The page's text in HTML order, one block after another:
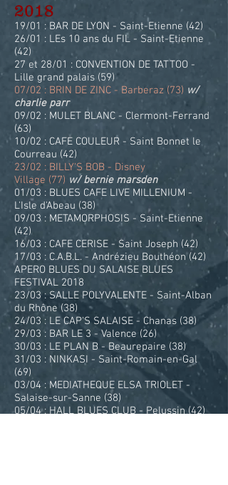
2018
19/01 : BAR DE LYON - Saint-Etienne (42)
26/01 : LEs 10 ans du FIL - Saint-Etienne
(42)
27 et 28/01 : CONVENTION DE TATTOO -
Lille grand palais (59)
07/02 : BRIN DE ZINC - Barberaz (73) w/
charlie parr
09/02 : MULET BLANC - Clermont-Ferrand
(63)
10/02 : CAFE COULEUR - Saint Bonnet le
Courreau (42)
23/02 : BILLY'S BOB - Disney
Village (77) w/ bernie marsden
01/03 : BLUES CAFE LIVE MILLENIUM -
L'Isle d'Abeau (38)
09/03 : METAMORPHOSIS - Saint-Etienne
(42)
16/03 : CAFE CERISE - Saint Joseph (42)
17/03 : C.A.B.L. - Andrézieu Bouthéon (42)
APERO BLUES DU SALAISE BLUES
FESTIVAL 2018
23/03 : SALLE POLYVALENTE - Saint-Alban
du Rhône (38)
24/03 : LE CAP'S SALAISE - Chanas (38)
29/03 : BAR LE 3 - Valence (26)
30/03 : LE PLAN B - Beaurepaire (38)
31/03 : NINKASI - Saint-Romain-en-Gal
(69)
03/04 : MEDIATHEQUE ELSA TRIOLET -
Salaise-sur-Sanne (38)
05/04 : HALL BLUES CLUB - Pelussin (42)